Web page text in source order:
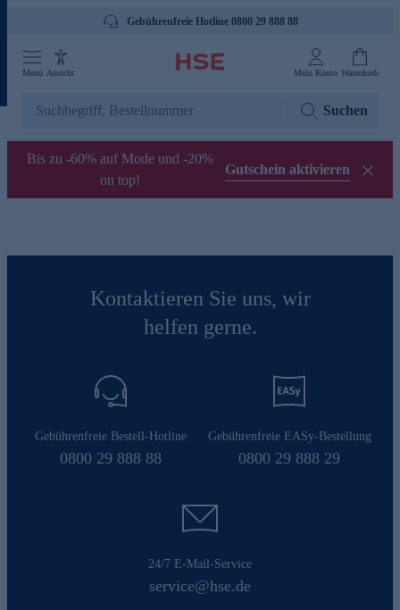
Gebührenfreie Hotline 0800 29 888 88
Menü Ansicht Mein Konto Warenkorb
Suchen
Bis zu -60% auf Mode und -20%
on top!
Gutschein aktivieren
Kontaktieren Sie uns, wir
helfen gerne.
Gebührenfreie Bestell-Hotline
0800 29 888 88
Gebührenfreie EASy-Bestellung
0800 29 888 29
24/7 E-Mail-Service
service@hse.de